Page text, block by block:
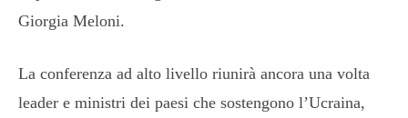
Giorgia Meloni.
La conferenza ad alto livello riunirà ancora una volta
leader e ministri dei paesi che sostengono l’Ucraina,